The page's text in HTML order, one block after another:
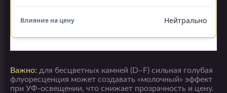
Нейтрально
Важно: для бесцветных камней (D–F) сильная голубая
флуоресценция может создавать «молочный» эффект
при УФ-освещении, что снижает прозрачность и цену.